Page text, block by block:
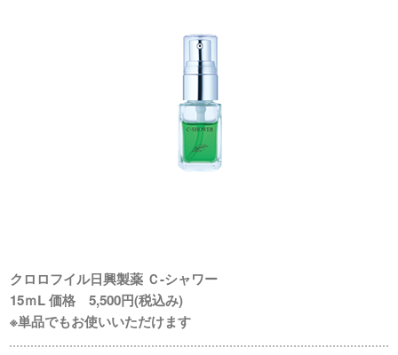
クロロフイル日興製薬 Ｃ-シャワー
15ｍL 価格 5,500円(税込み)
※単品でもお使いいただけます